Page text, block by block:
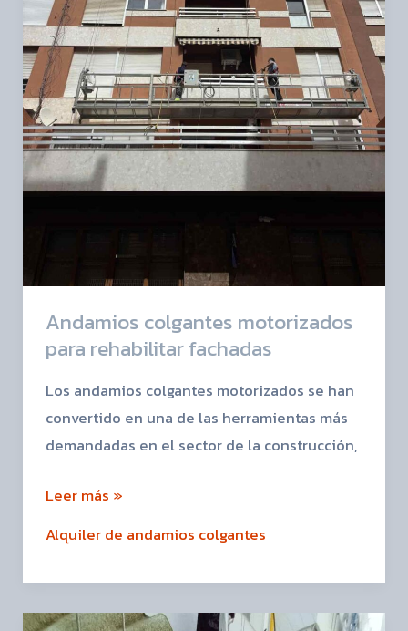
Andamios colgantes motorizados
para rehabilitar fachadas
Los andamios colgantes motorizados se han
convertido en una de las herramientas más
demandadas en el sector de la construcción,
Leer más »
Alquiler de andamios colgantes
Andamios